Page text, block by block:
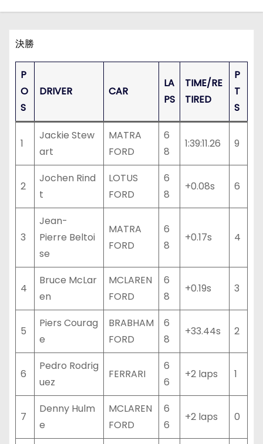
決勝
P
O
S
DRIVER CAR
LA
PS
TIME/RE
TIRED
P
T
S
1
Jackie Stew
art
MATRA
FORD
6
8
1:39:11.26 9
2
Jochen Rind
t
LOTUS
FORD
6
8
+0.08s 6
3
Jean-
Pierre Beltoi
se
MATRA
FORD
6
8
+0.17s 4
4
Bruce McLar
en
MCLAREN
FORD
6
8
+0.19s 3
5
Piers Courag
e
BRABHAM
FORD
6
8
+33.44s 2
6
Pedro Rodrig
uez
FERRARI
6
6
+2 laps 1
7
Denny Hulm
e
MCLAREN
FORD
6
6
+2 laps 0